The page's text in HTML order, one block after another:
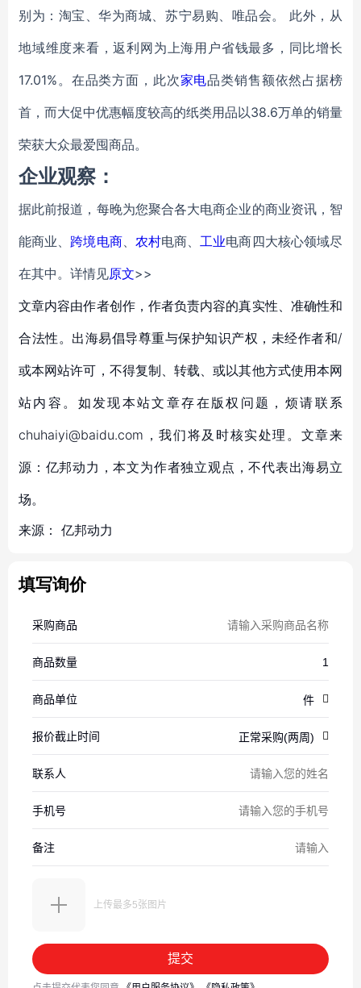
别为：淘宝、华为商城、苏宁易购、唯品会。 此外，从
地域维度来看，返利网为上海用户省钱最多，同比增长
17.01%。在品类方面，此次家电品类销售额依然占据榜
首，而大促中优惠幅度较高的纸类用品以38.6万单的销量
荣获大众最爱囤商品。
企业观察：
据此前报道，每晚为您聚合各大电商企业的商业资讯，智
能商业、 跨境电商、 农村电商、工业电商四大核心领域尽
在其中。详情见原文>>
文章内容由作者创作，作者负责内容的真实性、准确性和
合法性。出海易倡导尊重与保护知识产权，未经作者和/
或本网站许可，不得复制、转载、或以其他方式使用本网
站内容。如发现本站文章存在版权问题，烦请联系
chuhaiyi@baidu.com，我们将及时核实处理。文章来
源：亿邦动力，本文为作者独立观点，不代表出海易立
场。
来源： 亿邦动力
填写询价